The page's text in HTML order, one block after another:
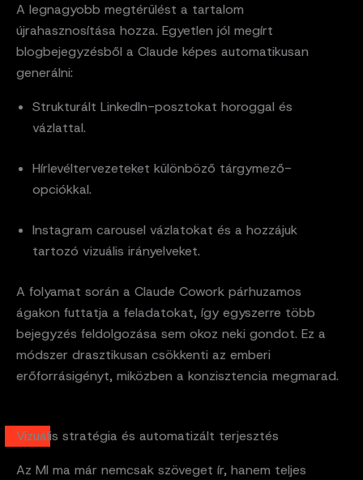
A legnagyobb megtérülést a tartalom
újrahasznosítása hozza. Egyetlen jól megírt
blogbejegyzésből a Claude képes automatikusan
generálni:
Strukturált LinkedIn-posztokat horoggal és
vázlattal.
Hírlevéltervezeteket különböző tárgymező-
opciókkal.
Instagram carousel vázlatokat és a hozzájuk
tartozó vizuális irányelveket.
A folyamat során a Claude Cowork párhuzamos
ágakon futtatja a feladatokat, így egyszerre több
bejegyzés feldolgozása sem okoz neki gondot. Ez a
módszer drasztikusan csökkenti az emberi
erőforrásigényt, miközben a konzisztencia megmarad.
Vizuális stratégia és automatizált terjesztés
Az MI ma már nemcsak szöveget ír, hanem teljes